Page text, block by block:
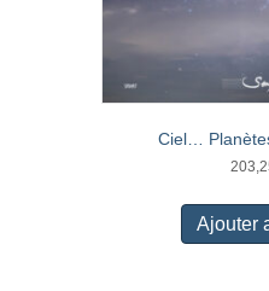
Ciel…
Ajouter